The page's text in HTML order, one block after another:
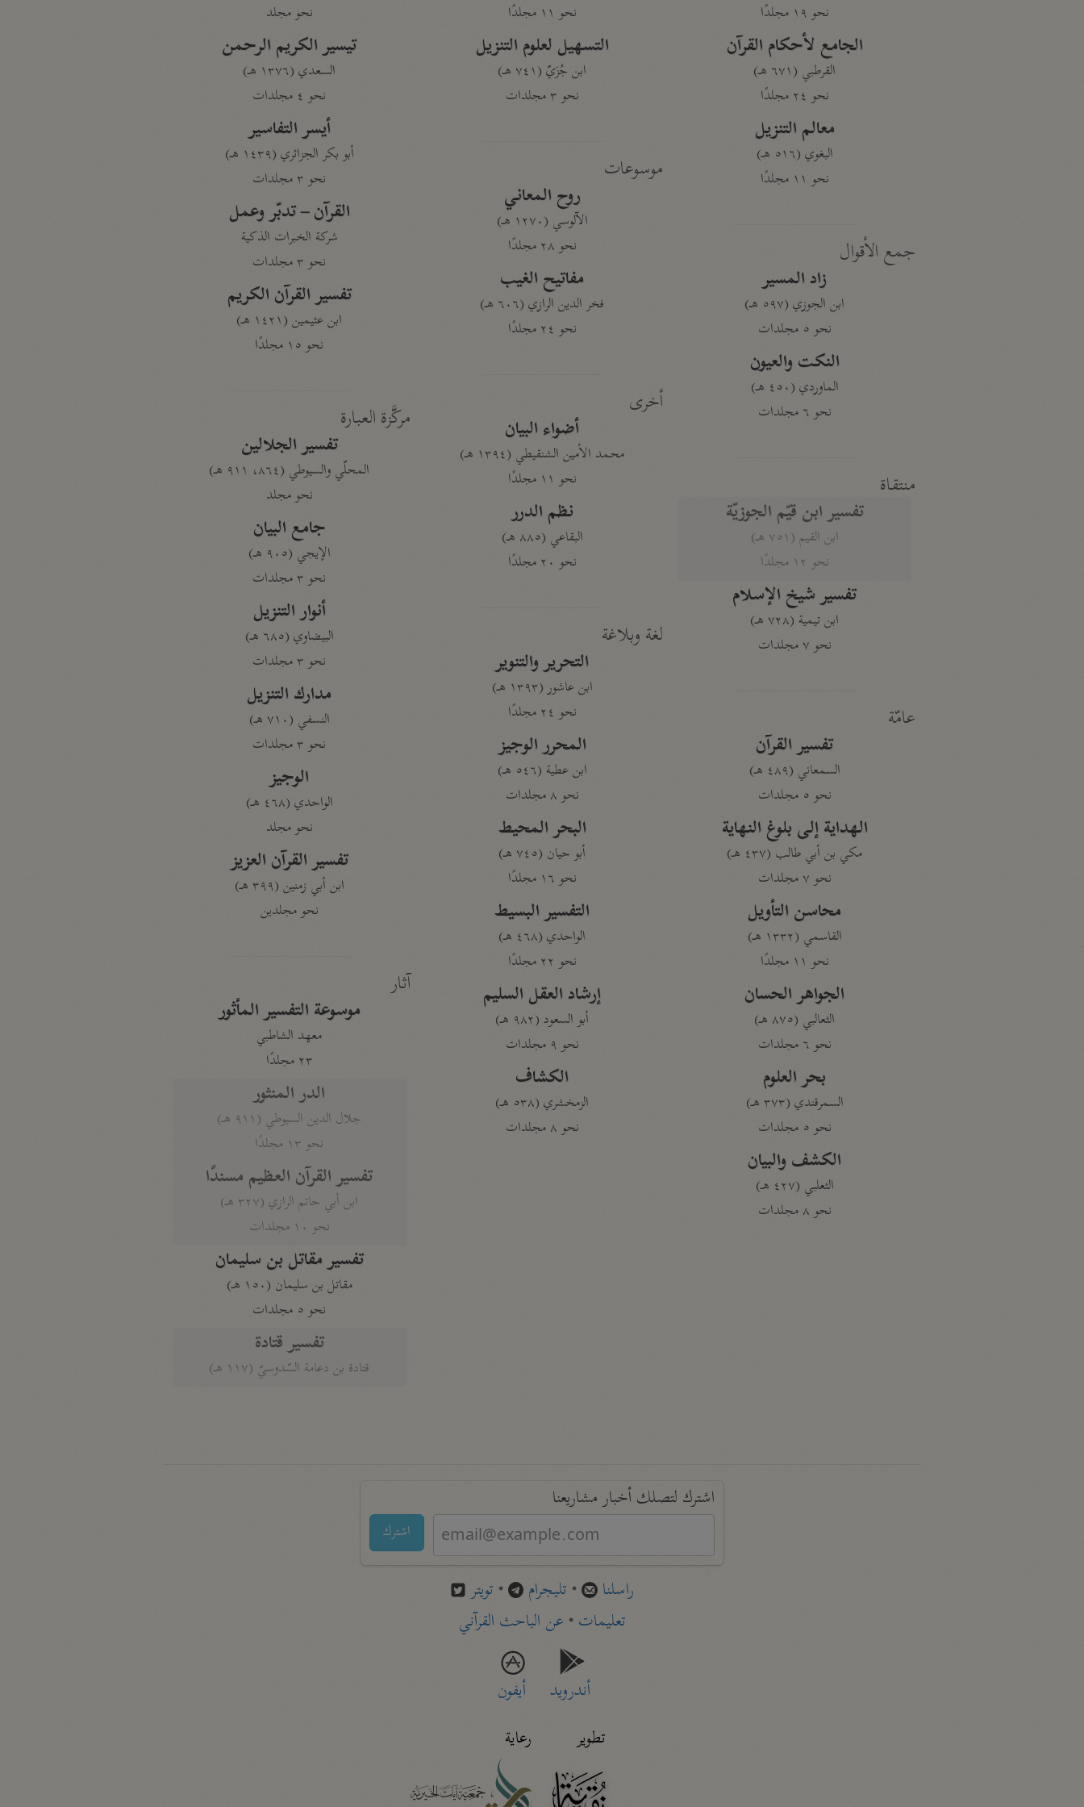
نحو ١٩ مجلدًا
الجامع لأحكام القرآن
القرطبي (٦٧١ هـ)
نحو ٢٤ مجلدًا
معالم التنزيل
البغوي (٥١٦ هـ)
نحو ١١ مجلدًا
جمع الأقوال
زاد المسير
ابن الجوزي (٥٩٧ هـ)
نحو ٥ مجلدات
النكت والعيون
الماوردي (٤٥٠ هـ)
نحو ٦ مجلدات
منتقاة
تفسير ابن قيّم الجوزيّة
ابن القيم (٧٥١ هـ)
نحو ١٢ مجلدًا
تفسير شيخ الإسلام
ابن تيمية (٧٢٨ هـ)
نحو ٧ مجلدات
عامّة
تفسير القرآن
السمعاني (٤٨٩ هـ)
نحو ٥ مجلدات
الهداية إلى بلوغ النهاية
مكي بن أبي طالب (٤٣٧ هـ)
نحو ٧ مجلدات
محاسن التأويل
القاسمي (١٣٣٢ هـ)
نحو ١١ مجلدًا
الجواهر الحسان
الثعالبي (٨٧٥ هـ)
نحو ٦ مجلدات
بحر العلوم
السمرقندي (٣٧٣ هـ)
نحو ٥ مجلدات
الكشف والبيان
الثعلبي (٤٢٧ هـ)
نحو ٨ مجلدات
نحو ١١ مجلدًا
التسهيل لعلوم التنزيل
ابن جُزَيّ (٧٤١ هـ)
نحو ٣ مجلدات
موسوعات
روح المعاني
الآلوسي (١٢٧٠ هـ)
نحو ٢٨ مجلدًا
مفاتيح الغيب
فخر الدين الرازي (٦٠٦ هـ)
نحو ٢٤ مجلدًا
أخرى
أضواء البيان
محمد الأمين الشنقيطي (١٣٩٤ هـ)
نحو ١١ مجلدًا
نظم الدرر
البقاعي (٨٨٥ هـ)
نحو ٢٠ مجلدًا
لغة وبلاغة
التحرير والتنوير
ابن عاشور (١٣٩٣ هـ)
نحو ٢٤ مجلدًا
المحرر الوجيز
ابن عطية (٥٤٦ هـ)
نحو ٨ مجلدات
البحر المحيط
أبو حيان (٧٤٥ هـ)
نحو ١٦ مجلدًا
التفسير البسيط
الواحدي (٤٦٨ هـ)
نحو ٢٢ مجلدًا
إرشاد العقل السليم
أبو السعود (٩٨٢ هـ)
نحو ٩ مجلدات
الكشاف
الزمخشري (٥٣٨ هـ)
نحو ٨ مجلدات
نحو مجلد
تيسير الكريم الرحمن
السعدي (١٣٧٦ هـ)
نحو ٤ مجلدات
أيسر التفاسير
أبو بكر الجزائري (١٤٣٩ هـ)
نحو ٣ مجلدات
القرآن – تدبّر وعمل
شركة الخبرات الذكية
نحو ٣ مجلدات
تفسير القرآن الكريم
ابن عثيمين (١٤٢١ هـ)
نحو ١٥ مجلدًا
مركَّزة العبارة
تفسير الجلالين
المحلّي والسيوطي (٨٦٤، ٩١١ هـ)
نحو مجلد
جامع البيان
الإيجي (٩٠٥ هـ)
نحو ٣ مجلدات
أنوار التنزيل
البيضاوي (٦٨٥ هـ)
نحو ٣ مجلدات
مدارك التنزيل
النسفي (٧١٠ هـ)
نحو ٣ مجلدات
الوجيز
الواحدي (٤٦٨ هـ)
نحو مجلد
تفسير القرآن العزيز
ابن أبي زمنين (٣٩٩ هـ)
نحو مجلدين
آثار
موسوعة التفسير المأثور
معهد الشاطبي
٢٣ مجلدًا
الدر المنثور
جلال الدين السيوطي (٩١١ هـ)
نحو ١٣ مجلدًا
تفسير القرآن العظيم مسندًا
ابن أبي حاتم الرازي (٣٢٧ هـ)
نحو ١٠ مجلدات
تفسير مقاتل بن سليمان
مقاتل بن سليمان (١٥٠ هـ)
نحو ٥ مجلدات
تفسير قتادة
قتادة بن دعامة السّدوسيّ (١١٧ هـ)
اشترك لتصلك أخبار مشاريعنا
اشترك
راسلنا • تليجرام • تويتر
تعليمات• عن الباحث القرآني
أندرويد
أيفون
تطوير
رعاية